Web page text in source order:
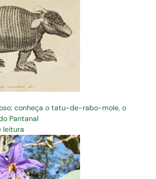
conheça o tatu-de-rabo-mole, o
Pantanal
leitura